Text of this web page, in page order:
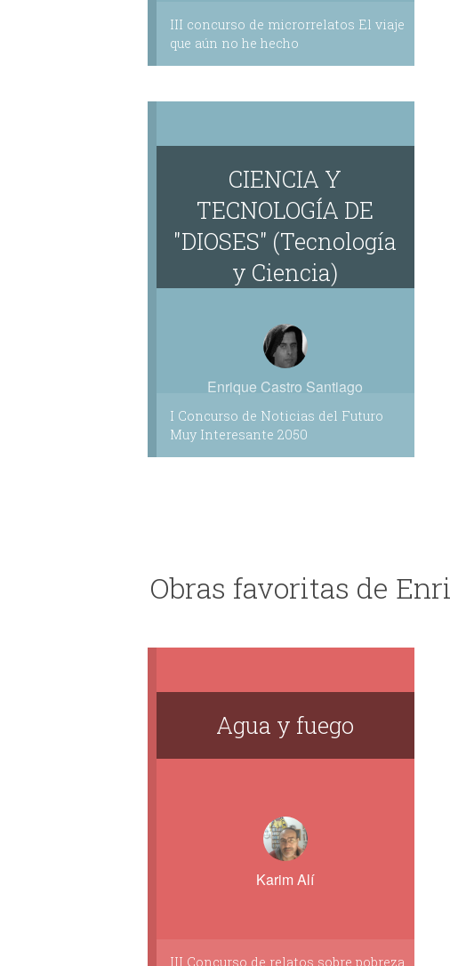
III concurso de microrrelatos El viaje
que aún no he hecho
CIENCIA Y
TECNOLOGÍA DE
"DIOSES" (Tecnología
y Ciencia)
Enrique Castro Santiago
I Concurso de Noticias del Futuro
Muy Interesante 2050
Obras favoritas de
Agua y fuego
Karim Alí
III Concurso de relatos sobre pobreza